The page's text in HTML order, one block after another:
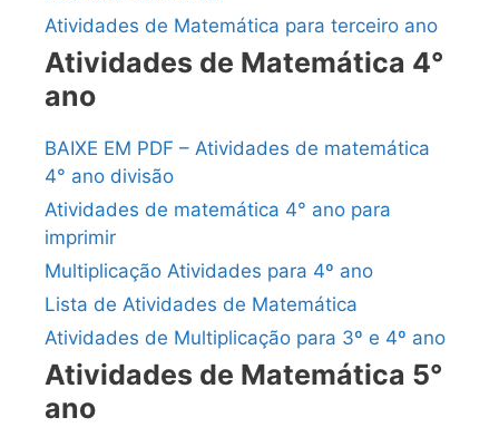
Atividades de Matemática para terceiro ano
Atividades de Matemática 4°
ano
BAIXE EM PDF – Atividades de matemática
4° ano divisão
Atividades de matemática 4° ano para
imprimir
Multiplicação Atividades para 4º ano
Lista de Atividades de Matemática
Atividades de Multiplicação para 3º e 4º ano
Atividades de Matemática 5°
ano